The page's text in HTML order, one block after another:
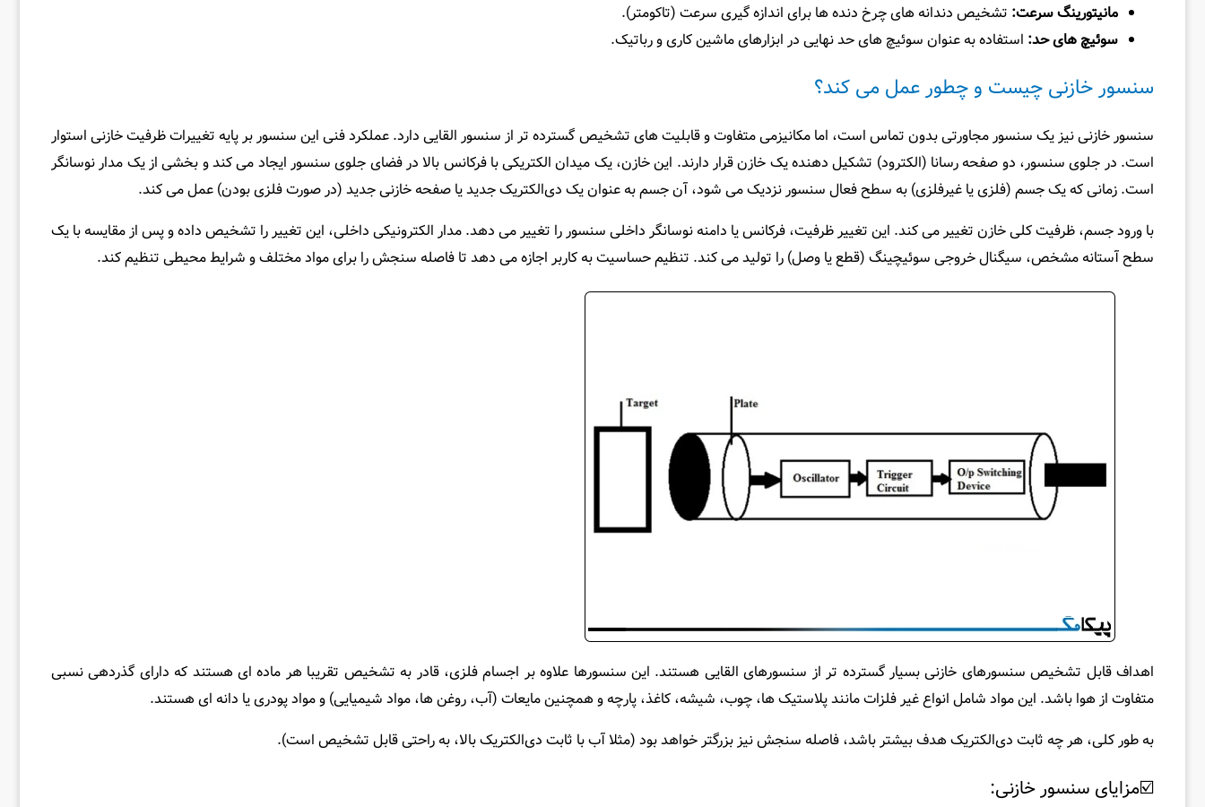
مانیتورینگ سرعت: تشخیص دندانه‌ های چرخ‌ دنده‌ ها برای اندازه‌ گیری سرعت (تاکومتر).
سوئیچ‌ های حد: استفاده به عنوان سوئیچ‌ های حد نهایی در ابزارهای ماشین‌ کاری و رباتیک.
سنسور خازنی چیست و چطور عمل می کند؟
سنسور خازنی نیز یک سنسور مجاورتی بدون تماس است، اما مکانیزمی متفاوت و قابلیت‌ های تشخیص گسترده‌ تر از سنسور القایی دارد. عملکرد فنی این سنسور بر پایه تغییرات ظرفیت خازنی استوار
است. در جلوی سنسور، دو صفحه رسانا (الکترود) تشکیل‌ دهنده یک خازن قرار دارند. این خازن، یک میدان الکتریکی با فرکانس بالا در فضای جلوی سنسور ایجاد می‌ کند و بخشی از یک مدار نوسانگر
است. زمانی که یک جسم (فلزی یا غیرفلزی) به سطح فعال سنسور نزدیک می‌ شود، آن جسم به عنوان یک دی‌الکتریک جدید یا صفحه خازنی جدید (در صورت فلزی بودن) عمل می‌ کند.
با ورود جسم، ظرفیت کلی خازن تغییر می‌ کند. این تغییر ظرفیت، فرکانس یا دامنه نوسانگر داخلی سنسور را تغییر می‌ دهد. مدار الکترونیکی داخلی، این تغییر را تشخیص داده و پس از مقایسه با یک
سطح آستانه مشخص، سیگنال خروجی سوئیچینگ (قطع یا وصل) را تولید می‌ کند. تنظیم حساسیت به کاربر اجازه می‌ دهد تا فاصله سنجش را برای مواد مختلف و شرایط محیطی تنظیم کند.
اهداف قابل تشخیص سنسورهای خازنی بسیار گسترده‌ تر از سنسورهای القایی هستند. این سنسورها علاوه بر اجسام فلزی، قادر به تشخیص تقریبا هر ماده‌ ای هستند که دارای گذردهی نسبی
متفاوت از هوا باشد. این مواد شامل انواع غیر فلزات مانند پلاستیک‌ ها، چوب، شیشه، کاغذ، پارچه و همچنین مایعات (آب، روغن‌ ها، مواد شیمیایی) و مواد پودری یا دانه‌ ای هستند.
به طور کلی، هر چه ثابت دی‌الکتریک هدف بیشتر باشد، فاصله سنجش نیز بزرگتر خواهد بود (مثلا آب با ثابت دی‌الکتریک بالا، به راحتی قابل تشخیص است).
☑️مزایای سنسور خازنی: